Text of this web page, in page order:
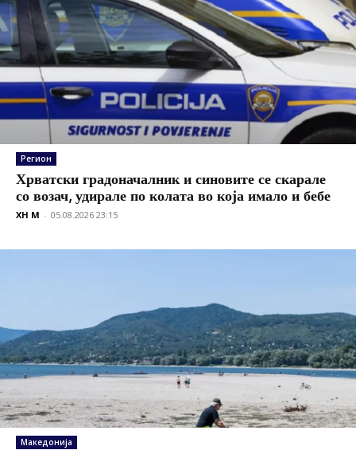
Регион
Хрватски градоначалник и синовите се скарале
со возач, удирале по колата во која имало и бебе
XH M - 05.08.2026 23:15
Македонија